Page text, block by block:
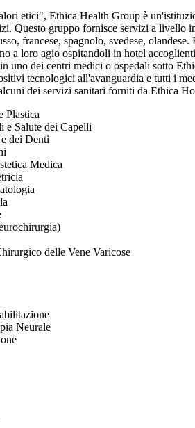
etici", Ethica Health Group è
Questo gruppo fornisce servizi a livello
francese, spagnolo, svedese,
a loro agio ospitandoli in hotel
uno dei centri medici o ospedali sotto
tecnologici all'avanguardia e tutti i
dei servizi sanitari forniti da Ethica
Plastica
e Salute dei Capelli
dei Denti
Medica
delle Vene Varicose
Neurale